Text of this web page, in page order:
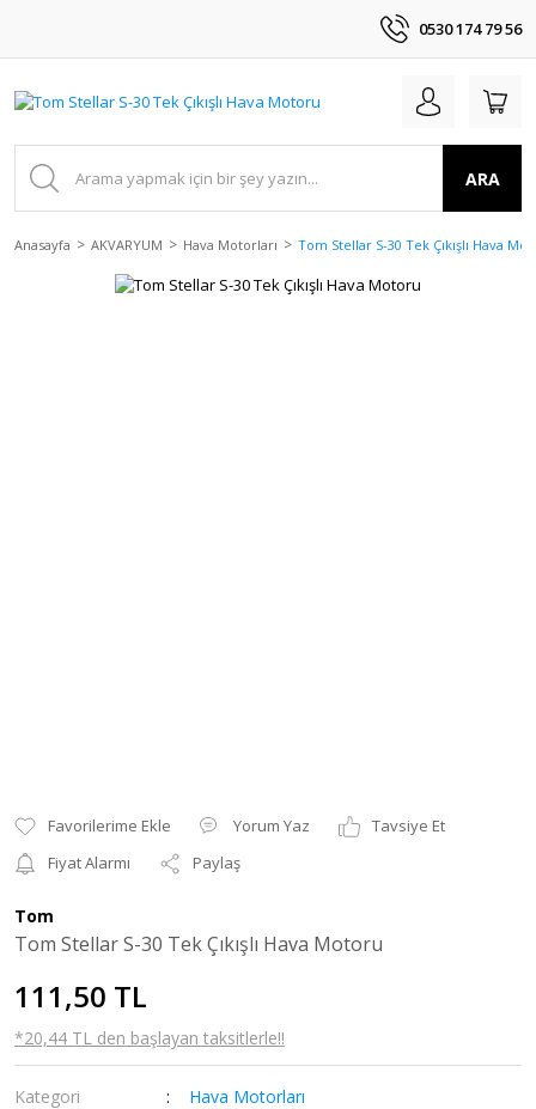
0530 174 79 56
ARA
Anasayfa AKVARYUM Hava Motorları Tom Stellar S-30 Tek Çıkışlı Hava
Yorum Yaz
Tavsiye Et
Fiyat Alarmı
Paylaş
Tom
Tom Stellar S-30 Tek Çıkışlı Hava Motoru
111,50 TL
*20,44 TL den başlayan taksitlerle!!
Kategori
Hava Motorları